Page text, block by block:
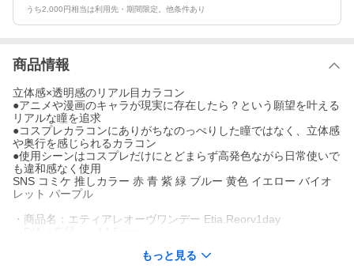
うち2,000円相当は利用先・期間限定。他条件あり
商品情報
立体感×透明感のリアル目カラコン
●アニメや漫画のキャラが現実に存在したら？という願望を叶える
リアルな瞳を追求
●コスプレカラコンにありがちなのっぺりした瞳ではなく、立体感
や奥行を感じられるカラコン
●使用シーンはコスプレだけにとどまらず高発色ながら日常使いで
も違和感なく使用
SNS コミケ 推しカラー 赤 青 紫 緑 ブルー 黄色 イエロー バイオ
レット パープル
・商品名：エティアレオーヴワンデー Etia.Reorv1day
・BC（ベースカーブ）：8.8mm
もっと見る